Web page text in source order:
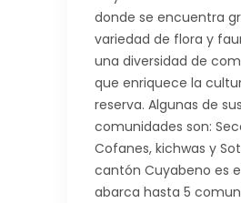
donde se encuentra
variedad de flora y
una diversidad de
que enriquece la
reserva. Algunas de sus
comunidades son:
Cofanes, kichwas y
cantón Cuyabeno es
abarca hasta 5